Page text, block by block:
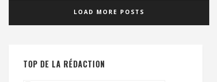
LOAD MORE POSTS
TOP DE LA RÉDACTION